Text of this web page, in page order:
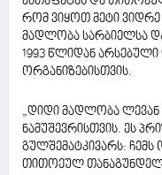
რომ ვიყოთ მეტი
მადლობა სარბიელსა
1993 წლიდან
ორგანიზებისთვის.
„დიდი მადლობა ლევან
ნამუშევრისთვის. ეს
გულშემატკივარს: ჩემს
თითოეულ